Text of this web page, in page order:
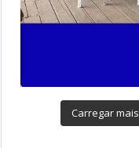
Carregar mais